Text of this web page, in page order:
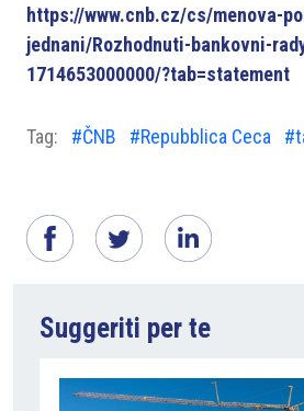
https://www.cnb.cz/cs/menova-
jednani/Rozhodnuti-bankovni-
1714653000000/?tab=statement
Tag: #ČNB #Repubblica Ceca
Suggeriti per te